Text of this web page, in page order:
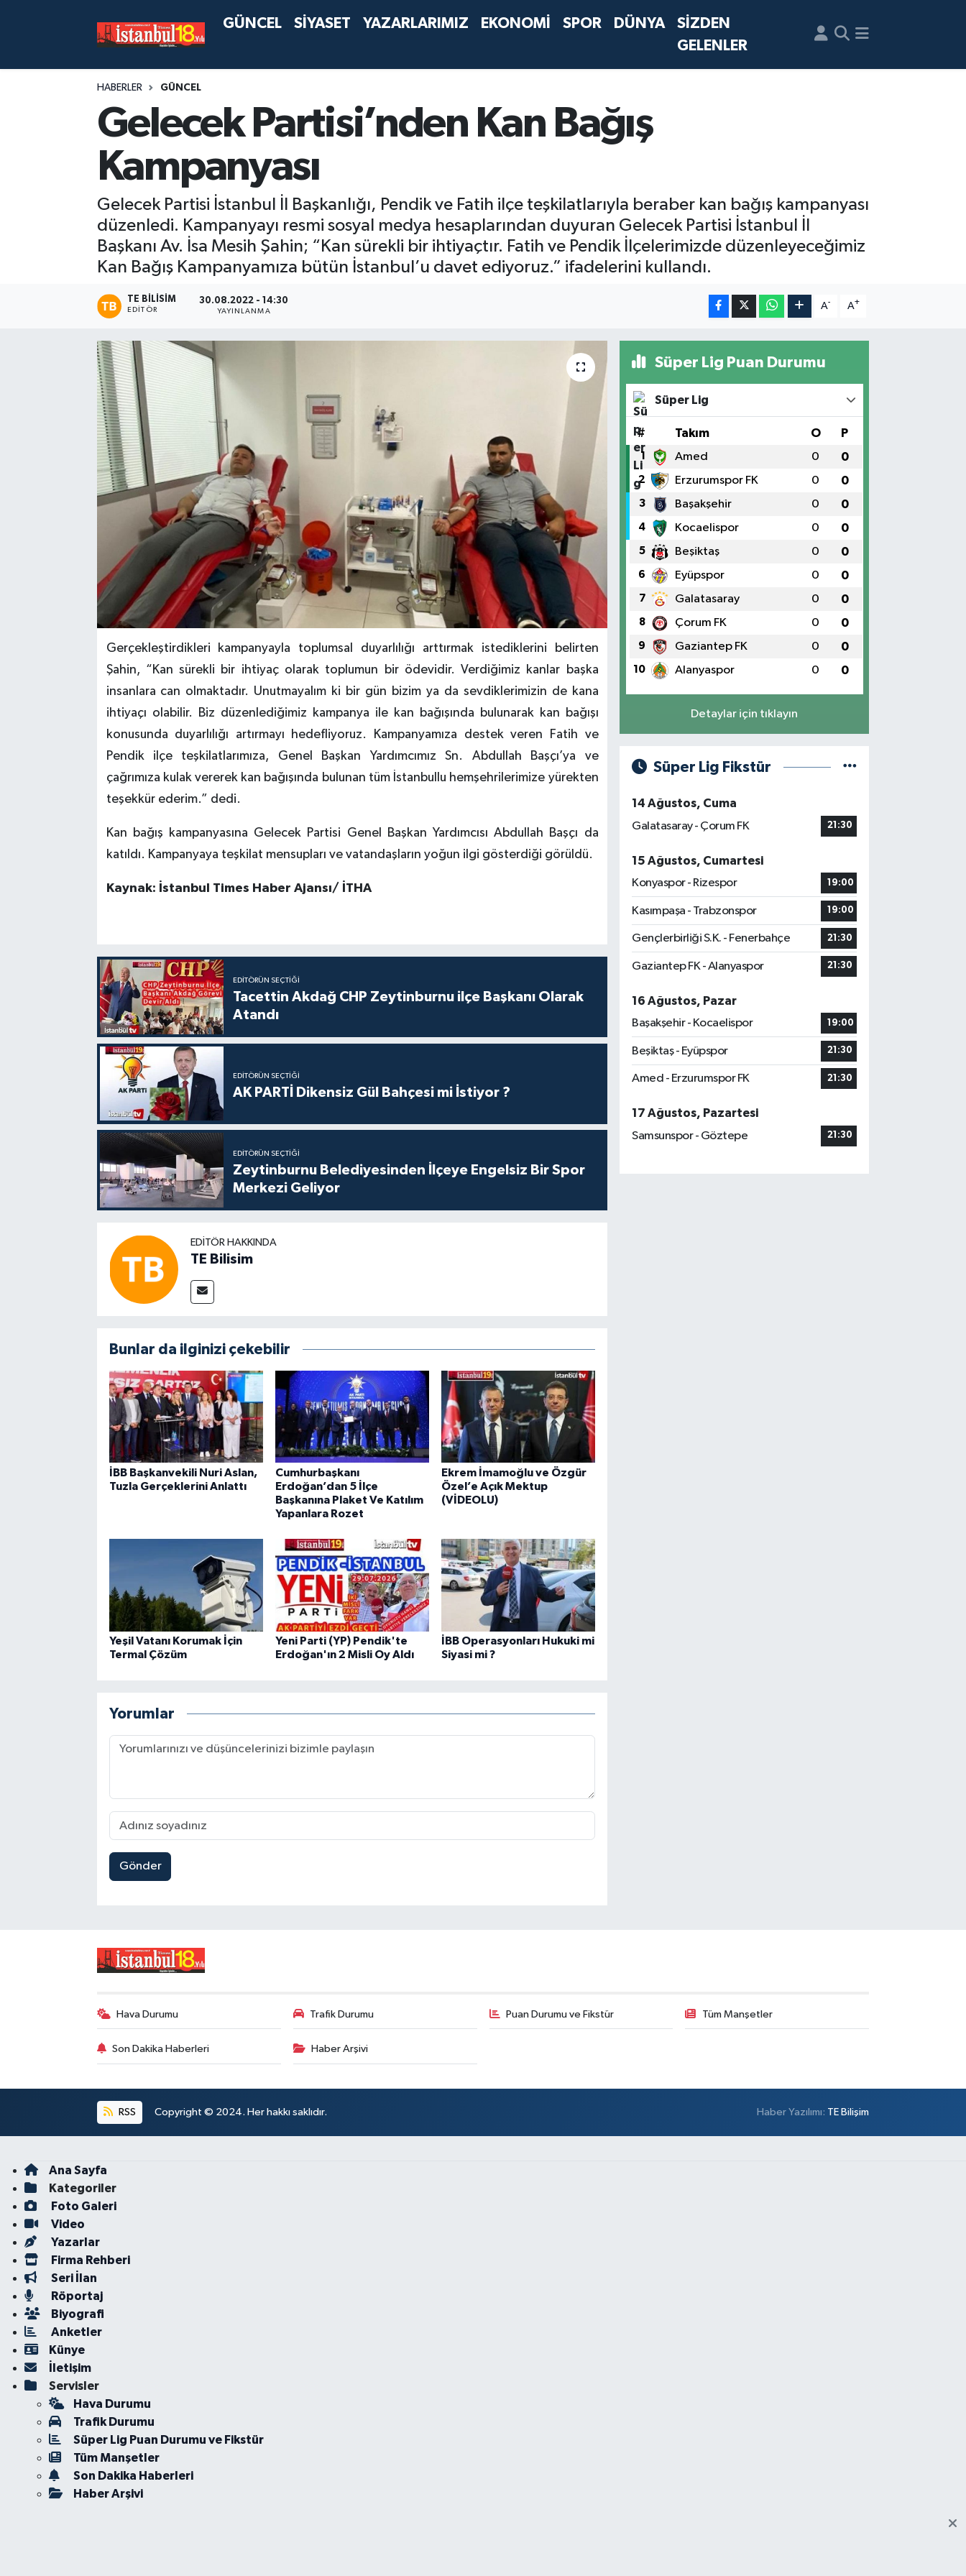
GÜNCEL SİYASET YAZARLARIMIZ EKONOMİ SPOR DÜNYA
SİZDEN
GELENLER
HABERLER GÜNCEL
Gelecek Partisi’nden Kan Bağış
Kampanyası
Gelecek Partisi İstanbul İl Başkanlığı, Pendik ve Fatih ilçe teşkilatlarıyla beraber kan bağış kampanyası
düzenledi. Kampanyayı resmi sosyal medya hesaplarından duyuran Gelecek Partisi İstanbul İl
Başkanı Av. İsa Mesih Şahin; “Kan sürekli bir ihtiyaçtır. Fatih ve Pendik İlçelerimizde düzenleyeceğimiz
Kan Bağış Kampanyamıza bütün İstanbul’u davet ediyoruz.” ifadelerini kullandı.
TE BILISIM
EDITÖR
30.08.2022 - 14:30
YAYINLANMA
A- A+
Gerçekleştirdikleri kampanyayla toplumsal duyarlılığı arttırmak istediklerini belirten
Şahin, “Kan sürekli bir ihtiyaç olarak toplumun bir ödevidir. Verdiğimiz kanlar başka
insanlara can olmaktadır. Unutmayalım ki bir gün bizim ya da sevdiklerimizin de kana
ihtiyaçı olabilir. Biz düzenlediğimiz kampanya ile kan bağışında bulunarak kan bağışı
konusunda duyarlılığı artırmayı hedefliyoruz. Kampanyamıza destek veren Fatih ve
Pendik ilçe teşkilatlarımıza, Genel Başkan Yardımcımız Sn. Abdullah Başçı’ya ve
çağrımıza kulak vererek kan bağışında bulunan tüm İstanbullu hemşehrilerimize yürekten
teşekkür ederim.” dedi.
Kan bağış kampanyasına Gelecek Partisi Genel Başkan Yardımcısı Abdullah Başçı da
katıldı. Kampanyaya teşkilat mensupları ve vatandaşların yoğun ilgi gösterdiği görüldü.
Kaynak: İstanbul Times Haber Ajansı/ İTHA
EDITÖRÜN SEÇTIĞI
Tacettin Akdağ CHP Zeytinburnu ilçe Başkanı Olarak
Atandı
EDITÖRÜN SEÇTIĞI
AK PARTİ Dikensiz Gül Bahçesi mi İstiyor ?
EDITÖRÜN SEÇTIĞI
Zeytinburnu Belediyesinden İlçeye Engelsiz Bir Spor
Merkezi Geliyor
EDITÖR HAKKINDA
TE Bilisim
Bunlar da ilginizi çekebilir
İBB Başkanvekili Nuri Aslan,
Tuzla Gerçeklerini Anlattı
Cumhurbaşkanı
Erdoğan’dan 5 İlçe
Başkanına Plaket Ve Katılım
Yapanlara Rozet
Ekrem İmamoğlu ve Özgür
Özel’e Açık Mektup
(VİDEOLU)
Yeşil Vatanı Korumak İçin
Termal Çözüm
Yeni Parti (YP) Pendik'te
Erdoğan'ın 2 Misli Oy Aldı
İBB Operasyonları Hukuki mi
Siyasi mi ?
Yorumlar
Gönder
Süper Lig Puan Durumu
Süper Lig
# Takım O P
1 Amed 0 0
2 Erzurumspor FK 0 0
3 Başakşehir 0 0
4 Kocaelispor 0 0
5 Beşiktaş 0 0
6 Eyüpspor 0 0
7 Galatasaray 0 0
8 Çorum FK 0 0
9 Gaziantep FK 0 0
10 Alanyaspor 0 0
Detaylar için tıklayın
Süper Lig Fikstür
14 Ağustos, Cuma
Galatasaray - Çorum FK
21:30
15 Ağustos, Cumartesi
Konyaspor - Rizespor
19:00
Kasımpaşa - Trabzonspor 19:00
Gençlerbirliği S.K. - Fenerbahçe 21:30
Gaziantep FK - Alanyaspor 21:30
16 Ağustos, Pazar
Başakşehir - Kocaelispor
19:00
Beşiktaş - Eyüpspor 21:30
Amed - Erzurumspor FK 21:30
17 Ağustos, Pazartesi
Samsunspor - Göztepe
21:30
Hava Durumu Trafik Durumu Puan Durumu ve Fikstür Tüm Manşetler
Son Dakika Haberleri Haber Arşivi
RSS Copyright © 2024. Her hakkı saklıdır. Haber Yazılımı: TE Bilişim
Ana Sayfa
Kategoriler
Foto Galeri
Video
Yazarlar
Firma Rehberi
Seri İlan
Röportaj
Biyografi
Anketler
Künye
İletişim
Servisler
Hava Durumu
Trafik Durumu
Süper Lig Puan Durumu ve Fikstür
Tüm Manşetler
Son Dakika Haberleri
Haber Arşivi